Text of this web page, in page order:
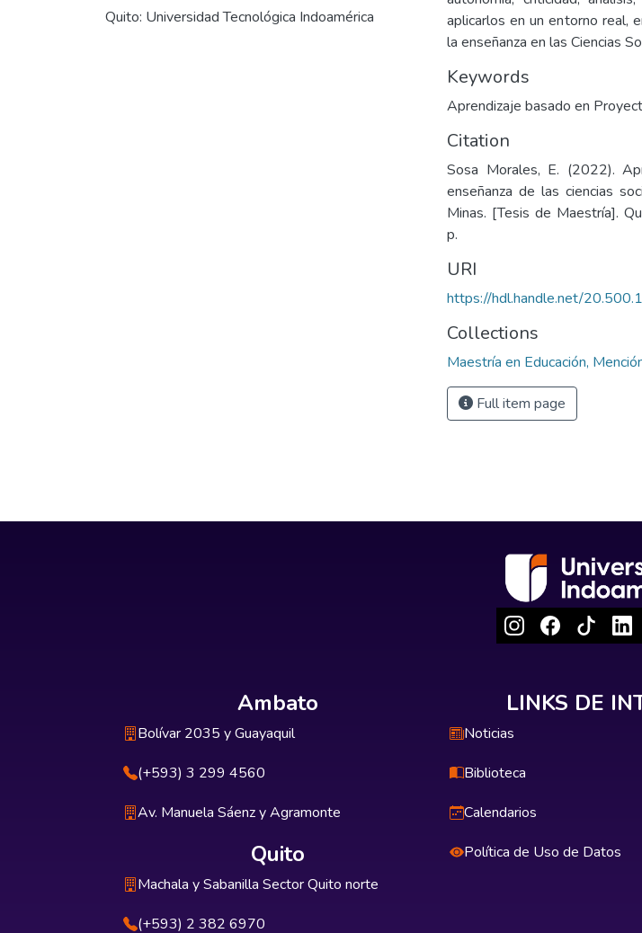
Quito: Universidad Tecnológica Indoamérica
aplicarlos en un entorno real,
la enseñanza en las Ciencias
Keywords
Aprendizaje basado en
Citation
Sosa Morales, E. (2022).
enseñanza de las ciencias
Minas. [Tesis de Maestría].
p.
URI
https://hdl.handle.net/
Collections
Maestría en Educación,
Full item page
Ambato
Bolívar 2035 y Guayaquil
(+593) 3 299 4560
Av. Manuela Sáenz y Agramonte
Quito
Machala y Sabanilla Sector Quito norte
(+593) 2 382 6970
LINKS DE
Noticias
Biblioteca
Calendarios
Política de Uso de Datos